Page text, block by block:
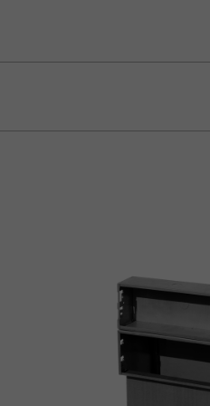
platina fedlap áll rendelkezésre
impregnálását javasolja (ez
érjünk el, és